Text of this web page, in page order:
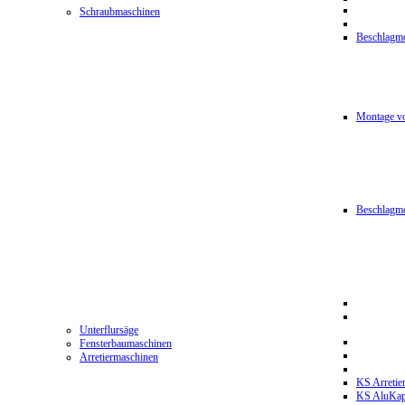
Schraubmaschinen
Montage
Unterflursäge
Fensterbaumaschinen
Arretiermaschinen
KS
KS